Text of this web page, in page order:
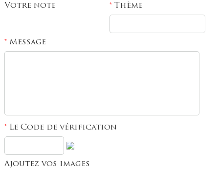
Votre note *Thème
*Message
*Le Code de vérification
Ajoutez vos images